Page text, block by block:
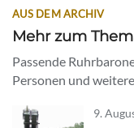
AUS DEM ARCHIV
Mehr zum
Passende
Personen und
9.